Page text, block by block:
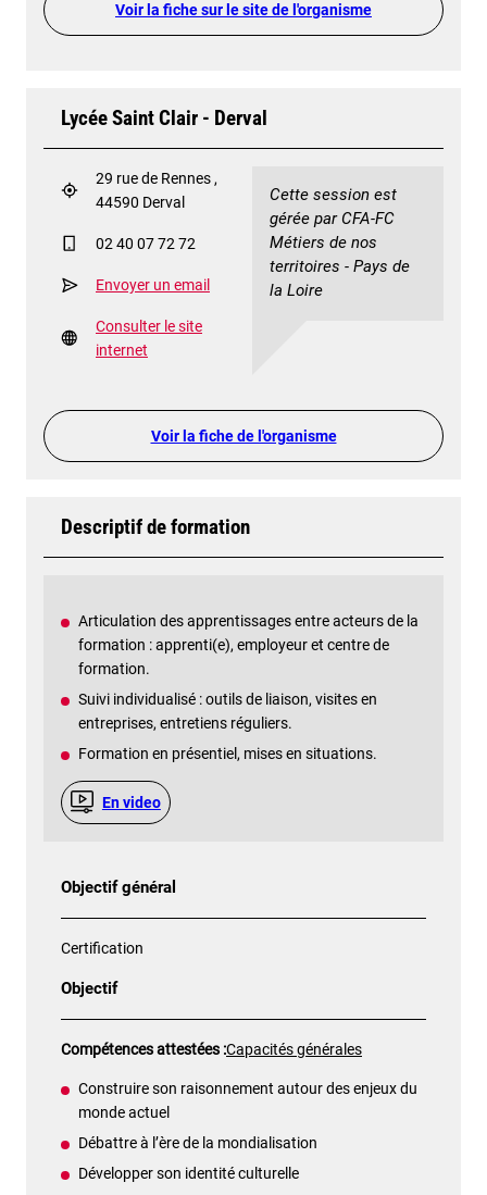
Voir la fiche sur le site de l'organisme
Lycée Saint Clair - Derval
29 rue de Rennes ,
44590 Derval
02 40 07 72 72
Envoyer un email
Consulter le site
internet
Cette session est
gérée par CFA-FC
Métiers de nos
territoires - Pays de
la Loire
Voir la fiche de l'organisme
Descriptif de formation
Articulation des apprentissages entre acteurs de la
formation : apprenti(e), employeur et centre de
formation.
Suivi individualisé : outils de liaison, visites en
entreprises, entretiens réguliers.
Formation en présentiel, mises en situations.
En video
Objectif général
Certification
Objectif
Compétences attestées :Capacités générales
Construire son raisonnement autour des enjeux du
monde actuel
Débattre à l’ère de la mondialisation
Développer son identité culturelle